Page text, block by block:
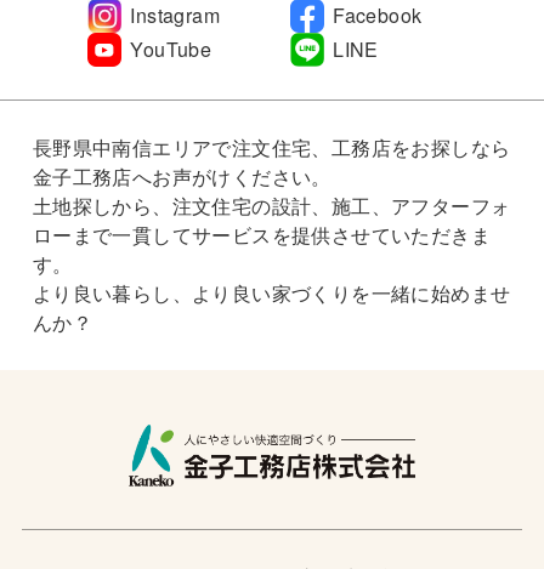
Instagram
Facebook
YouTube
LINE
長野県中南信エリアで注文住宅、工務店をお探しなら
金子工務店へお声がけください。
土地探しから、注文住宅の設計、施工、アフターフォ
ローまで一貫してサービスを提供させていただきま
す。
より良い暮らし、より良い家づくりを一緒に始めませ
んか？